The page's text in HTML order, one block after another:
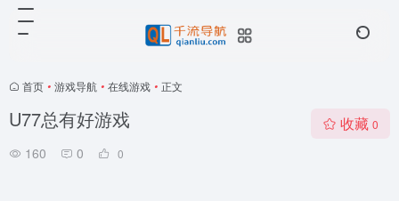
首页 • 游戏导航 • 在线游戏 • 正文
U77总有好游戏
160 0 0
收藏 0